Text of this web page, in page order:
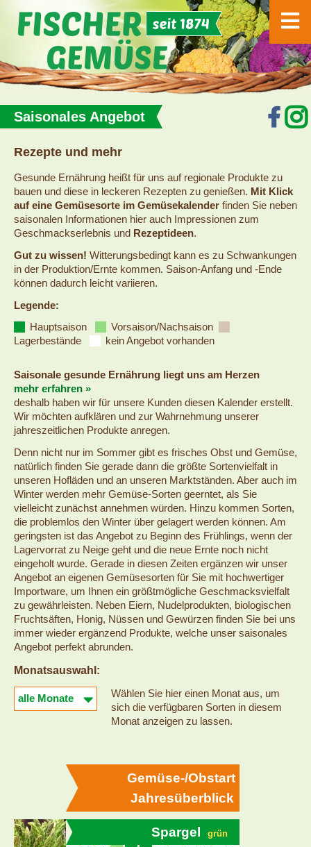
Saisonales Angebot
Rezepte und mehr
Gesunde Ernährung heißt für uns auf regionale Produkte zu
bauen und diese in leckeren Rezepten zu genießen. Mit Klick
auf eine Gemüsesorte im Gemüsekalender finden Sie neben
saisonalen Informationen hier auch Impressionen zum
Geschmackserlebnis und Rezeptideen.
Gut zu wissen! Witterungsbedingt kann es zu Schwankungen
in der Produktion/Ernte kommen. Saison-Anfang und -Ende
können dadurch leicht variieren.
Legende:
Hauptsaison
Vorsaison/Nachsaison
Lagerbestände
kein Angebot vorhanden
Saisonale gesunde Ernährung liegt uns am Herzen
mehr erfahren »
deshalb haben wir für unsere Kunden diesen Kalender erstellt.
Wir möchten aufklären und zur Wahrnehmung unserer
jahreszeitlichen Produkte anregen.
Denn nicht nur im Sommer gibt es frisches Obst und Gemüse,
natürlich finden Sie gerade dann die größte Sortenvielfalt in
unseren Hofläden und an unseren Marktständen. Aber auch im
Winter werden mehr Gemüse-Sorten geerntet, als Sie
vielleicht zunächst annehmen würden. Hinzu kommen Sorten,
die problemlos den Winter über gelagert werden können. Am
geringsten ist das Angebot zu Beginn des Frühlings, wenn der
Lagervorrat zu Neige geht und die neue Ernte noch nicht
eingeholt wurde. Gerade in diesen Zeiten ergänzen wir unser
Angebot an eigenen Gemüsesorten für Sie mit hochwertiger
Importware, um Ihnen ein größtmögliche Geschmacksvielfalt
zu gewährleisten. Neben Eiern, Nudelprodukten, biologischen
Fruchtsäften, Honig, Nüssen und Gewürzen finden Sie bei uns
immer wieder ergänzend Produkte, welche unser saisonales
Angebot perfekt abrunden.
Monatsauswahl:
Wählen Sie hier einen Monat aus, um
sich die verfügbaren Sorten in diesem
Monat anzeigen zu lassen.
Gemüse-/Obstart
Jahresüberblick
Spargel grün